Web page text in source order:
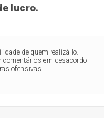
lucro.
de quem realizá-lo.
comentários em desacordo
ofensivas.